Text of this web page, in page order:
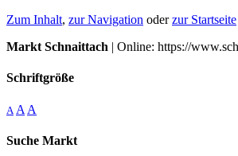
Zum Inhalt, zur Navigation oderzur Startseite
Markt Schnaittach | Online: https://
Schriftgröße
A A A
Suche Markt